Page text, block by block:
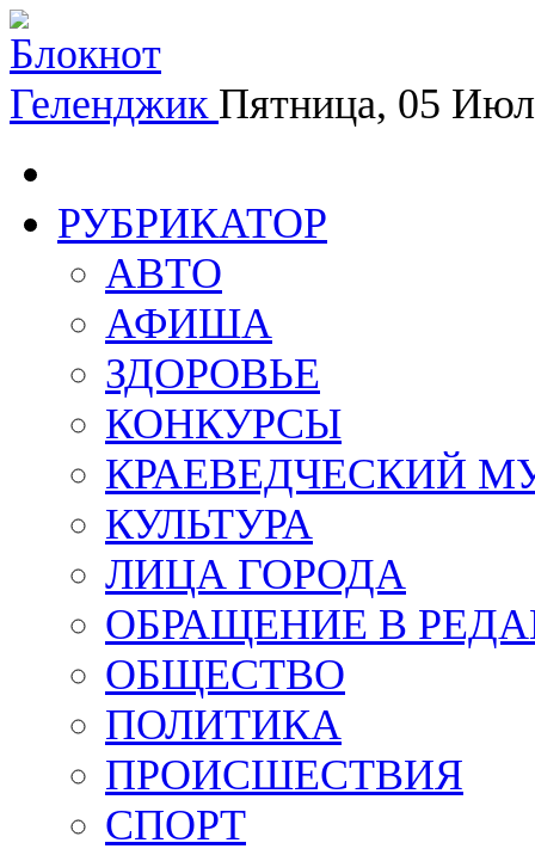
Геленджик Пятница, 05
РУБРИКАТОР
АВТО
АФИША
ЗДОРОВЬЕ
КОНКУРСЫ
КРАЕВЕДЧЕСКИЙ
КУЛЬТУРА
ЛИЦА ГОРОДА
ОБРАЩЕНИЕ В
ОБЩЕСТВО
ПОЛИТИКА
ПРОИСШЕСТВИЯ
СПОРТ